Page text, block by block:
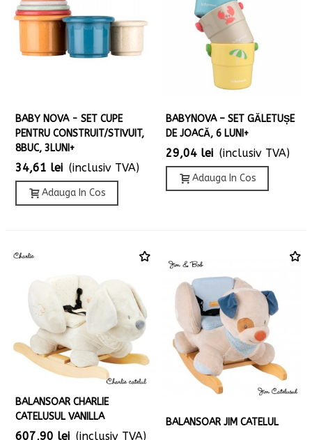
BABY NOVA - SET CUPE
PENTRU CONSTRUIT/STIVUIT,
8BUC, 3LUNI+
34,61 lei (inclusiv TVA)
Adauga In Cos
BABYNOVA – SET GĂLETUȘE
DE JOACĂ, 6 LUNI+
29,04 lei (inclusiv TVA)
Adauga In Cos
BALANSOAR CHARLIE
CATELUSUL VANILLA
607,90 lei (inclusiv TVA)
BALANSOAR JIM CATELUL